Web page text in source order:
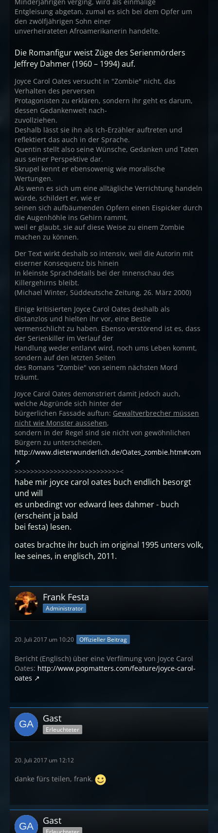
Entgleisung abgetan, zumal es sich bei dem Opfer um
den zwölfjährigen Sohn einer
unverheirateten Afroamerikanerin handelte.
Die Romanfigur weist Züge des Serienmörders
Jeffrey Dahmer (1960 – 1994) auf.
Joyce Carol Oates versucht in "Zombie" nicht, das
Verhalten des perversen
Protagonisten zu erklären, sondern ihr geht es darum,
dessen Gedankenwelt nach-
zuvollziehen.
Deshalb lässt sie ihn als Ich-Erzähler auftreten und
reflektiert das auch in der Sprache.
Quentin stellt also seine Wünsche, Gedanken und Taten
aus seiner Perspektive dar.
Skrupel kennt er ebensowenig wie moralische
Wertungen.
Als wenn es sich um eine alltägliche Verrichtung handeln
würde, schildert er, wie er
seinen sich aufbäumenden Opfern einen Eispicker durch
die Augenhöhle ins Gehirn rammt,
weil er glaubt, sie auf diese Weise zu einem Zombie
machen zu können.
Der Text wirkt deshalb so intensiv, weil die Autorin mit
eiserner Konsequenz bis hinein
in kleinste Sprachdetails bei der Innenschau des
Killergehirns bleibt.
(Michael Winter, Süddeutsche Zeitung, 26. März 2000)
Einige kritisierten Joyce Carol Oates deshalb als
distanzlos und hielten ihr vor, eine Bestie
vermenschlicht zu haben. Ebenso verstörend ist es, dass
der Serienkiller im Verlauf der
Handlung weder entlarvt wird, noch ums Leben kommt,
sondern auf den letzten Seiten
des Romans "Zombie" von seinem nächsten Mord
träumt.
Joyce Carol Oates demonstriert damit jedoch auch,
welche Abgründe sich hinter der
bürgerlichen Fassade auftun: Gewaltverbrecher müssen
nicht wie Monster aussehen,
sondern in der Regel sind sie nicht von gewöhnlichen
Bürgern zu unterscheiden.
http://www.dieterwunderlich.de/Oates_zombie.htm#com
>>>>>>>>>>>>>>>>>>>>>>>>>>><
habe mir joyce carol oates buch endlich besorgt
und will
es unbedingt vor edward lees dahmer - buch
(erscheint ja bald
bei festa) lesen.
oates brachte ihr buch im original 1995 unters volk,
lee seines, in englisch, 2011.
Frank Festa
Administrator
20. Juli 2017 um 10:20 Offizieller Beitrag
Bericht (Englisch) über eine Verfilmung von Joyce Carol
Oates: http://www.popmatters.com/feature/joyce-carol-
oates
Gast
Erleuchteter
20. Juli 2017 um 12:12
danke fürs teilen, frank.
Gast